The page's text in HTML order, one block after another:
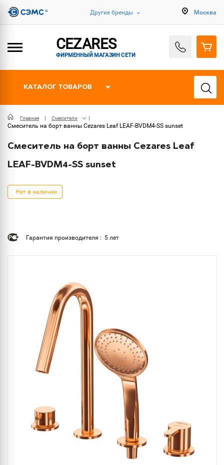
Другие бренды Москва
CEZARES
ФИРМЕННЫЙ МАГАЗИН СЕТИ
КАТАЛОГ ТОВАРОВ
Главная Смесители
Смеситель на борт ванны Cezares Leaf LEAF-BVDM4-SS sunset
Смеситель на борт ванны Cezares Leaf
LEAF-BVDM4-SS sunset
Нет в наличии
Гарантия производителя : 5 лет